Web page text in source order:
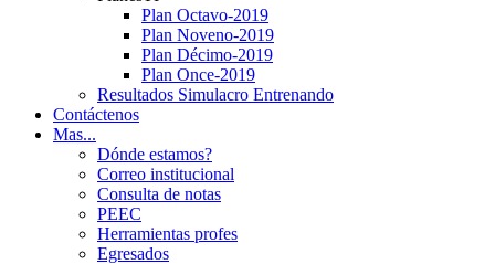
Plan Octavo-2019
Plan Noveno-2019
Plan Décimo-2019
Plan Once-2019
Resultados Simulacro Entrenando
Contáctenos
Mas...
Dónde estamos?
Correo institucional
Consulta de notas
PEEC
Herramientas profes
Egresados